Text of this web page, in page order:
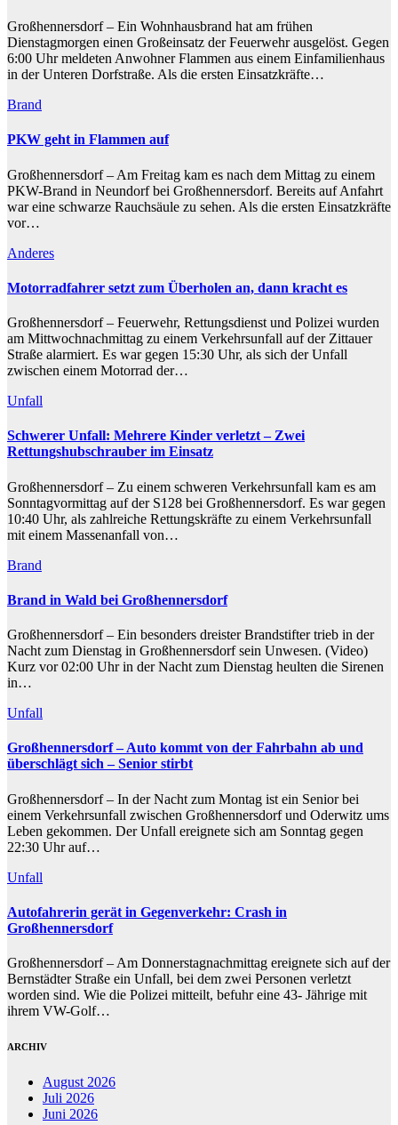
Großhennersdorf – Ein Wohnhausbrand hat am frühen
Dienstagmorgen einen Großeinsatz der Feuerwehr ausgelöst. Gegen
6:00 Uhr meldeten Anwohner Flammen aus einem Einfamilienhaus
in der Unteren Dorfstraße. Als die ersten Einsatzkräfte…
Brand
PKW geht in Flammen auf
Großhennersdorf – Am Freitag kam es nach dem Mittag zu einem
PKW-Brand in Neundorf bei Großhennersdorf. Bereits auf Anfahrt
war eine schwarze Rauchsäule zu sehen. Als die ersten Einsatzkräfte
vor…
Anderes
Motorradfahrer setzt zum Überholen an, dann kracht es
Großhennersdorf – Feuerwehr, Rettungsdienst und Polizei wurden
am Mittwochnachmittag zu einem Verkehrsunfall auf der Zittauer
Straße alarmiert. Es war gegen 15:30 Uhr, als sich der Unfall
zwischen einem Motorrad der…
Unfall
Schwerer Unfall: Mehrere Kinder verletzt – Zwei
Rettungshubschrauber im Einsatz
Großhennersdorf – Zu einem schweren Verkehrsunfall kam es am
Sonntagvormittag auf der S128 bei Großhennersdorf. Es war gegen
10:40 Uhr, als zahlreiche Rettungskräfte zu einem Verkehrsunfall
mit einem Massenanfall von…
Brand
Brand in Wald bei Großhennersdorf
Großhennersdorf – Ein besonders dreister Brandstifter trieb in der
Nacht zum Dienstag in Großhennersdorf sein Unwesen. (Video)
Kurz vor 02:00 Uhr in der Nacht zum Dienstag heulten die Sirenen
in…
Unfall
Großhennersdorf – Auto kommt von der Fahrbahn ab und
überschlägt sich – Senior stirbt
Großhennersdorf – In der Nacht zum Montag ist ein Senior bei
einem Verkehrsunfall zwischen Großhennersdorf und Oderwitz ums
Leben gekommen. Der Unfall ereignete sich am Sonntag gegen
22:30 Uhr auf…
Unfall
Autofahrerin gerät in Gegenverkehr: Crash in
Großhennersdorf
Großhennersdorf – Am Donnerstagnachmittag ereignete sich auf der
Bernstädter Straße ein Unfall, bei dem zwei Personen verletzt
worden sind. Wie die Polizei mitteilt, befuhr eine 43- Jährige mit
ihrem VW-Golf…
ARCHIV
August 2026
Juli 2026
Juni 2026